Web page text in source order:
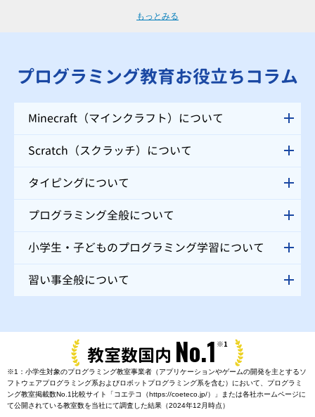
度に合わせた個別指導を行う「QUREOプログラミング教室 明光義塾 紫原
もっとみる
プログラミング教育お役立ちコラム
Minecraft（マインクラフト）について
Scratch（スクラッチ）について
タイピングについて
プログラミング全般について
小学生・子どものプログラミング学習について
習い事全般について
教室数国内 No.1 ※1
※1：小学生対象のプログラミング教室事業者（アプリケーションやゲームの開発を主とするソ
フトウェアプログラミング系およびロボットプログラミング系を含む）において、プログラミ
ング教室掲載数No.1比較サイト「コエテコ（https://coeteco.jp/）」または各社ホームページに
て公開されている教室数を当社にて調査した結果（2024年12月時点）